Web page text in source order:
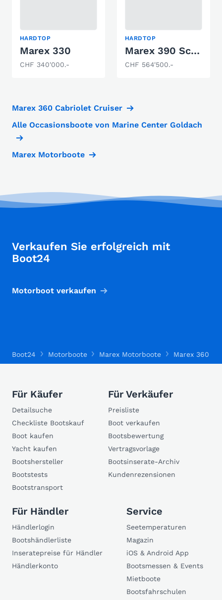
HARDTOP
Marex 330
CHF 340'000.-
HARDTOP
Marex 390 Scandinavia
CHF 564'500.-
Marex 360 Cabriolet Cruiser
Alle Occasionsboote von Marine Center Goldach
Marex Motorboote
Verkaufen Sie erfolgreich mit
Boot24
Motorboot verkaufen
Boot24 Motorboote Marex Motorboote Marex 360
Für Käufer
Detailsuche
Checkliste Bootskauf
Boot kaufen
Yacht kaufen
Bootshersteller
Bootstests
Bootstransport
Für Verkäufer
Preisliste
Boot verkaufen
Bootsbewertung
Vertragsvorlage
Bootsinserate-Archiv
Kundenrezensionen
Für Händler
Händlerlogin
Bootshändlerliste
Inseratepreise für Händler
Händlerkonto
Service
Seetemperaturen
Magazin
iOS & Android App
Bootsmessen & Events
Mietboote
Bootsfahrschulen